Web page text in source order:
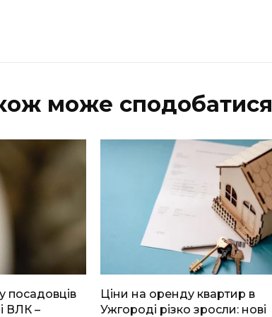
може сподобатися
посадовців
ВЛК –
Ціни на оренду квартир в
Ужгороді різко зросли: нові